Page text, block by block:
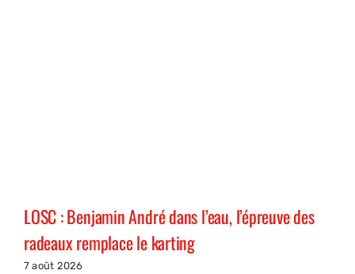
LOSC : Benjamin André dans l’eau, l’épreuve des
radeaux remplace le karting
7 août 2026